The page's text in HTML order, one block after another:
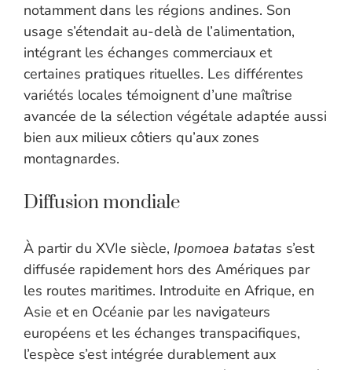
notamment dans les régions andines. Son
usage s’étendait au-delà de l’alimentation,
intégrant les échanges commerciaux et
certaines pratiques rituelles. Les différentes
variétés locales témoignent d’une maîtrise
avancée de la sélection végétale adaptée aussi
bien aux milieux côtiers qu’aux zones
montagnardes.
Diffusion mondiale
À partir du XVIe siècle, Ipomoea batatas s’est
diffusée rapidement hors des Amériques par
les routes maritimes. Introduite en Afrique, en
Asie et en Océanie par les navigateurs
européens et les échanges transpacifiques,
l’espèce s’est intégrée durablement aux